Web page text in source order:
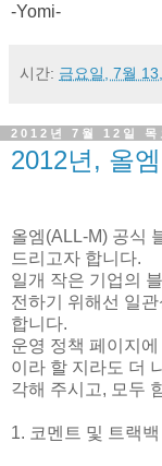
-Yomi-
시간: 금요일, 7월
2012년 7월 12일 목
2012년, 올
올엠(ALL-M) 공식
드리고자 합니다.
일개 작은 기업의
전하기 위해선 일
합니다.
운영 정책 페이지
이라 할 지라도 더
각해 주시고, 모두
1. 코멘트 및 트랙백